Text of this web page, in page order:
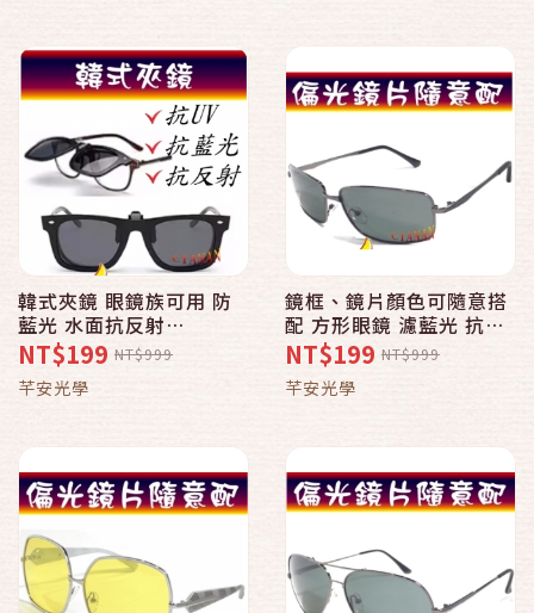
韓式夾鏡 眼鏡族可用 防
藍光 水面抗反射
Polaroid 寶麗來偏光太
陽眼鏡+UV400 3301A
NT$199 NT$999
芊安光學
鏡框、鏡片顏色可隨意搭
配 方形眼鏡 濾藍光 抗反
射 寶麗來偏光太陽眼鏡
+UV400 10180
NT$199 NT$999
芊安光學